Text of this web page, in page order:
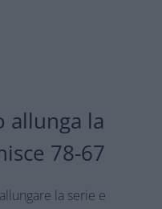
allunga la
78-67
la serie e